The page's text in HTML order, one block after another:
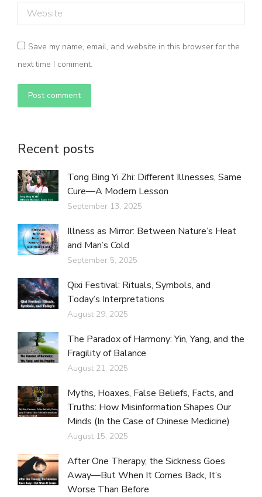
Website
Save my name, email, and website in this browser for the
next time I comment.
Post comment
Recent posts
Tong Bing Yi Zhi: Different Illnesses, Same
Cure—A Modern Lesson
September 13, 2025
Illness as Mirror: Between Nature’s Heat
and Man’s Cold
September 5, 2025
Qixi Festival: Rituals, Symbols, and
Today’s Interpretations
August 29, 2025
The Paradox of Harmony: Yin, Yang, and the
Fragility of Balance
August 21, 2025
Myths, Hoaxes, False Beliefs, Facts, and
Truths: How Misinformation Shapes Our
Minds (In the Case of Chinese Medicine)
August 15, 2025
After One Therapy, the Sickness Goes
Away—But When It Comes Back, It’s
Worse Than Before